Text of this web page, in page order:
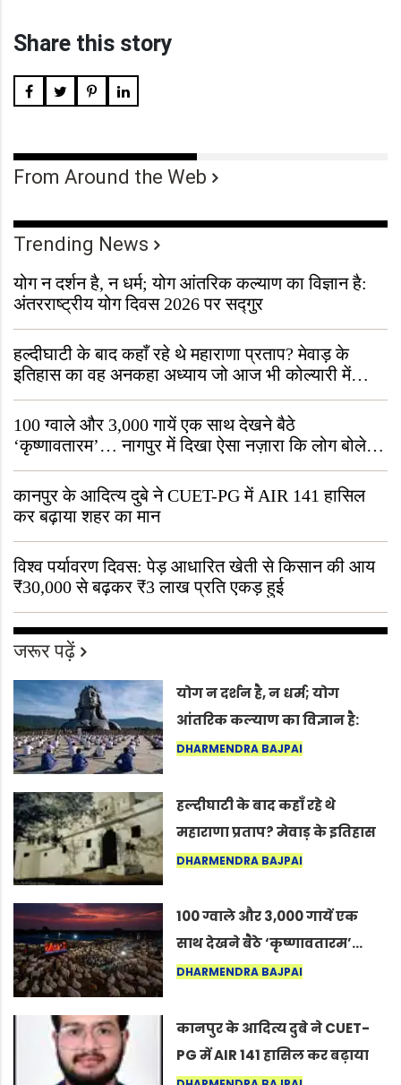
Share this story
From Around the Web
Trending News
योग न दर्शन है, न धर्म; योग आंतरिक कल्याण का विज्ञान है:
अंतरराष्ट्रीय योग दिवस 2026 पर सद्गुर
हल्दीघाटी के बाद कहाँ रहे थे महाराणा प्रताप? मेवाड़ के
इतिहास का वह अनकहा अध्याय जो आज भी कोल्यारी में
जीवित है
100 ग्वाले और 3,000 गायें एक साथ देखने बैठे
‘कृष्णावतारम’… नागपुर में दिखा ऐसा नज़ारा कि लोग बोले,
“ऐसा तो सिर्फ़ कृष्ण ही कर सकते हैं”
कानपुर के आदित्य दुबे ने CUET-PG में AIR 141 हासिल
कर बढ़ाया शहर का मान
विश्व पर्यावरण दिवस: पेड़ आधारित खेती से किसान की आय
₹30,000 से बढ़कर ₹3 लाख प्रति एकड़ हुई
जरूर पढ़ें
योग न दर्शन है, न धर्म; योग
आंतरिक कल्याण का विज्ञान है:
अंतरराष्ट्रीय योग दिवस 2026 पर
DHARMENDRA BAJPAI
हल्दीघाटी के बाद कहाँ रहे थे
महाराणा प्रताप? मेवाड़ के इतिहास
का वह अनकहा अध्याय जो आज भी
DHARMENDRA BAJPAI
100 ग्वाले और 3,000 गायें एक
साथ देखने बैठे ‘कृष्णावतारम’…
नागपुर में दिखा ऐसा नज़ारा कि
कर सकते हैं”
DHARMENDRA BAJPAI
कानपुर के आदित्य दुबे ने CUET-
PG में AIR 141 हासिल कर बढ़ाया